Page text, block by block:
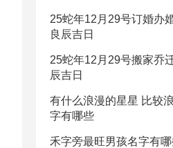
25蛇年12月29号订婚办
良辰吉日
25蛇年12月29号搬家乔
辰吉日
有什么浪漫的星星 比较
字有哪些
禾字旁最旺男孩名字有